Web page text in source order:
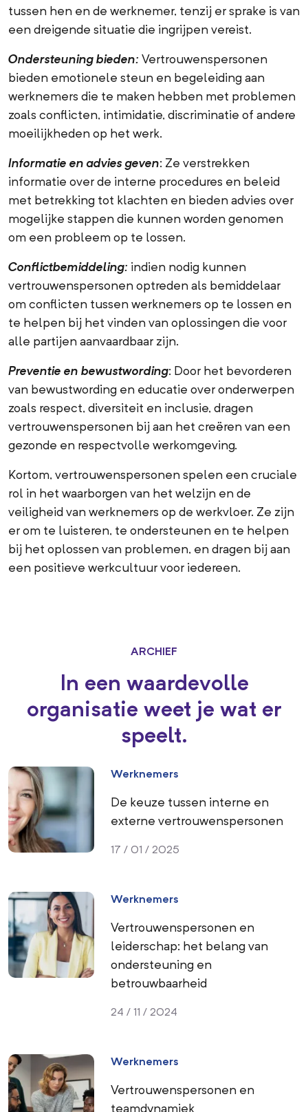
tussen hen en de werknemer, tenzij er sprake is van
een dreigende situatie die ingrijpen vereist.
Ondersteuning bieden: Vertrouwenspersonen
bieden emotionele steun en begeleiding aan
werknemers die te maken hebben met problemen
zoals conflicten, intimidatie, discriminatie of andere
moeilijkheden op het werk.
Informatie en advies geven: Ze verstrekken
informatie over de interne procedures en beleid
met betrekking tot klachten en bieden advies over
mogelijke stappen die kunnen worden genomen
om een probleem op te lossen.
Conflictbemiddeling: indien nodig kunnen
vertrouwenspersonen optreden als bemiddelaar
om conflicten tussen werknemers op te lossen en
te helpen bij het vinden van oplossingen die voor
alle partijen aanvaardbaar zijn.
Preventie en bewustwording: Door het bevorderen
van bewustwording en educatie over onderwerpen
zoals respect, diversiteit en inclusie, dragen
vertrouwenspersonen bij aan het creëren van een
gezonde en respectvolle werkomgeving.
Kortom, vertrouwenspersonen spelen een cruciale
rol in het waarborgen van het welzijn en de
veiligheid van werknemers op de werkvloer. Ze zijn
er om te luisteren, te ondersteunen en te helpen
bij het oplossen van problemen, en dragen bij aan
een positieve werkcultuur voor iedereen.
ARCHIEF
In een waardevolle
organisatie weet je wat er
speelt.
Werknemers
De keuze tussen interne en
externe vertrouwenspersonen
17 / 01 / 2025
Werknemers
Vertrouwenspersonen en
leiderschap: het belang van
ondersteuning en
betrouwbaarheid
24 / 11 / 2024
Werknemers
Vertrouwenspersonen en
teamdynamiek